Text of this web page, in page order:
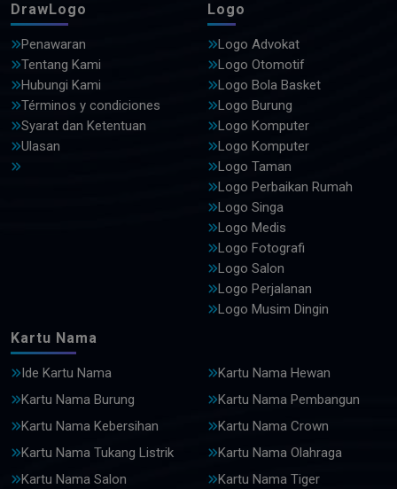
DrawLogo
Penawaran
Tentang Kami
Hubungi Kami
Términos y condiciones
Syarat dan Ketentuan
Ulasan
Logo
Logo Advokat
Logo Otomotif
Logo Bola Basket
Logo Burung
Logo Komputer
Logo Komputer
Logo Taman
Logo Perbaikan Rumah
Logo Singa
Logo Medis
Logo Fotografi
Logo Salon
Logo Perjalanan
Logo Musim Dingin
Kartu Nama
Ide Kartu Nama
Kartu Nama Hewan
Kartu Nama Burung
Kartu Nama Pembangun
Kartu Nama Kebersihan
Kartu Nama Crown
Kartu Nama Tukang Listrik
Kartu Nama Olahraga
Kartu Nama Salon
Kartu Nama Tiger